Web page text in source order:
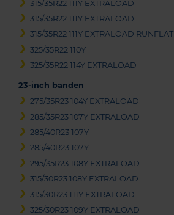
315/35R22 111Y EXTRALOAD
315/35R22 111Y EXTRALOAD
315/35R22 111Y EXTRALOAD RUNFLAT
325/35R22 110Y
325/35R22 114Y EXTRALOAD
23-inch banden
275/35R23 104Y EXTRALOAD
285/35R23 107Y EXTRALOAD
285/40R23 107Y
285/40R23 107Y
295/35R23 108Y EXTRALOAD
315/30R23 108Y EXTRALOAD
315/30R23 111Y EXTRALOAD
325/30R23 109Y EXTRALOAD